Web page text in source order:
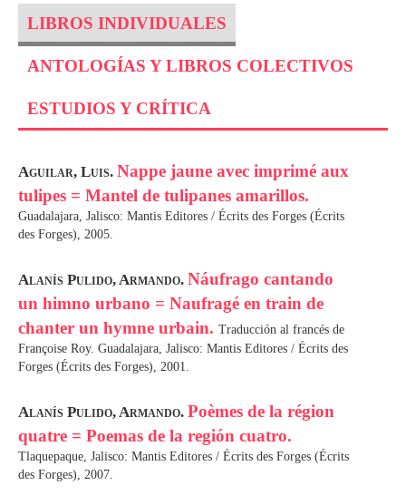
LIBROS INDIVIDUALES
ANTOLOGÍAS Y LIBROS COLECTIVOS
ESTUDIOS Y CRÍTICA
Aguilar, Luis. Nappe jaune avec imprimé aux
tulipes = Mantel de tulipanes amarillos.
Guadalajara, Jalisco: Mantis Editores / Écrits des Forges (Écrits
des Forges), 2005.
Alanís Pulido, Armando. Náufrago cantando
un himno urbano = Naufragé en train de
chanter un hymne urbain. Traducción al francés de
Françoise Roy. Guadalajara, Jalisco: Mantis Editores / Écrits des
Forges (Écrits des Forges), 2001.
Alanís Pulido, Armando. Poèmes de la région
quatre = Poemas de la región cuatro.
Tlaquepaque, Jalisco: Mantis Editores / Écrits des Forges (Écrits
des Forges), 2007.